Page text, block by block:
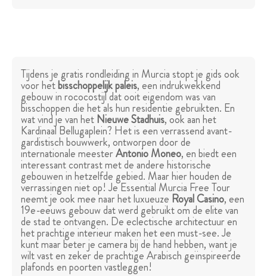
Tijdens je gratis rondleiding in Murcia stopt je gids ook
voor hetbisschoppelijk paleis, een indrukwekkend
gebouw in rococostijl dat ooit eigendom was van
bisschoppen die het als hun residentie gebruikten. En
wat vind je van hetNieuwe Stadhuis, ook aan het
Kardinaal Bellugaplein? Het is een verrassend avant-
gardistisch bouwwerk, ontworpen door de
internationale meesterAntonio Moneo, en biedt een
interessant contrast met de andere historische
gebouwen in hetzelfde gebied. Maar hier houden de
verrassingen niet op! Je Essential Murcia Free Tour
neemt je ook mee naar het luxueuze Royal Casino, een
19e-eeuws gebouw dat werd gebruikt om de elite van
de stad te ontvangen. De eclectische architectuur en
het prachtige interieur maken het een must-see. Je
kunt maar beter je camera bij de hand hebben, want je
wilt vast en zeker de prachtige Arabisch geïnspireerde
plafonds en poorten vastleggen!